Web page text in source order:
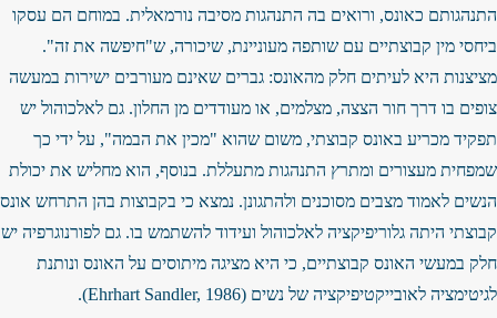
התנהגותם כאונס, ורואים בה התנהגות מסיבה נורמאלית. במוחם הם עסקו
ביחסי מין קבוצתיים עם שותפה מעוניינת, שיכורה, ש"חיפשה את זה".
מציצנות היא לעיתים חלק מהאונס: גברים שאינם מעורבים ישירות במעשה
צופים בו דרך חור הצצה, מצלמים, או מעודדים מן החלון. גם לאלכוהול יש
תפקיד מכריע באונס קבוצתי, משום שהוא "מכין את הבמה", על ידי כך
שמפחית מעצורים ומתרץ התנהגות מתעללת. בנוסף, הוא מחליש את יכולת
הנשים לאמוד מצבים מסוכנים ולהתגונן. נמצא כי בקבוצות בהן התרחש אונס
קבוצתי היתה גלוריפיקציה לאלכוהול ועידוד להשתמש בו. גם לפורנוגרפיה יש
חלק במעשי האונס קבוצתיים, כי היא מציגה מיתוסים על האונס ונותנת
לגיטימציה לאובייקטיפיקציה של נשים (Ehrhart Sandler, 1986).